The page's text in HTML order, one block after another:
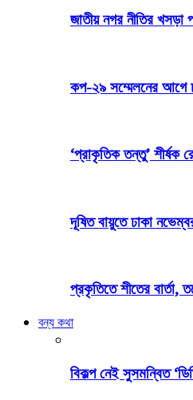
জাতীয় নগর নীতির খসড়া
কপ-২৯ সম্মেলনের আগে
‘প্রাকৃতিক তন্তু’ শীর্ষক
দূষিত বায়ুতে ঢাকা
প্রকৃতিতে শীতের বার্তা,
বন্য কথা
বিকল্প নেই সুসমন্বিত